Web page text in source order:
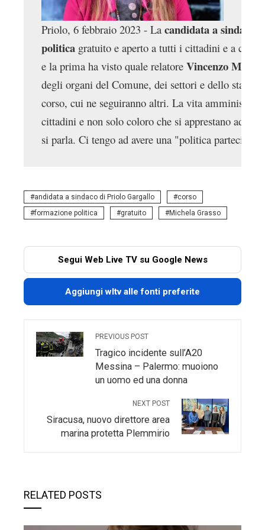
Priolo, 6 febbraio 2023 - La candidata a sindaco
politica gratuito e aperto a tutti i cittadini e a chi
e la prima ha visto quale relatore Vincenzo
degli organi del Comune, dei settori e dello
corso, cui ne seguiranno altri. La vita
cittadini e non solo coloro che si apprestano ad
si parla. Ci tengo ad avere una "politica
andidata a sindaco di Priolo Gargallo
corso
formazione politica
gratuito Michela Grasso
Segui Web Live TV su Google News
Aggiungi wltv alle fonti preferite
PREVIOUS POST
Tragico incidente sull’A20
Messina – Palermo: muoiono
un uomo ed una donna
NEXT POST
Siracusa, nuovo direttore area
marina protetta Plemmirio
RELATED POSTS